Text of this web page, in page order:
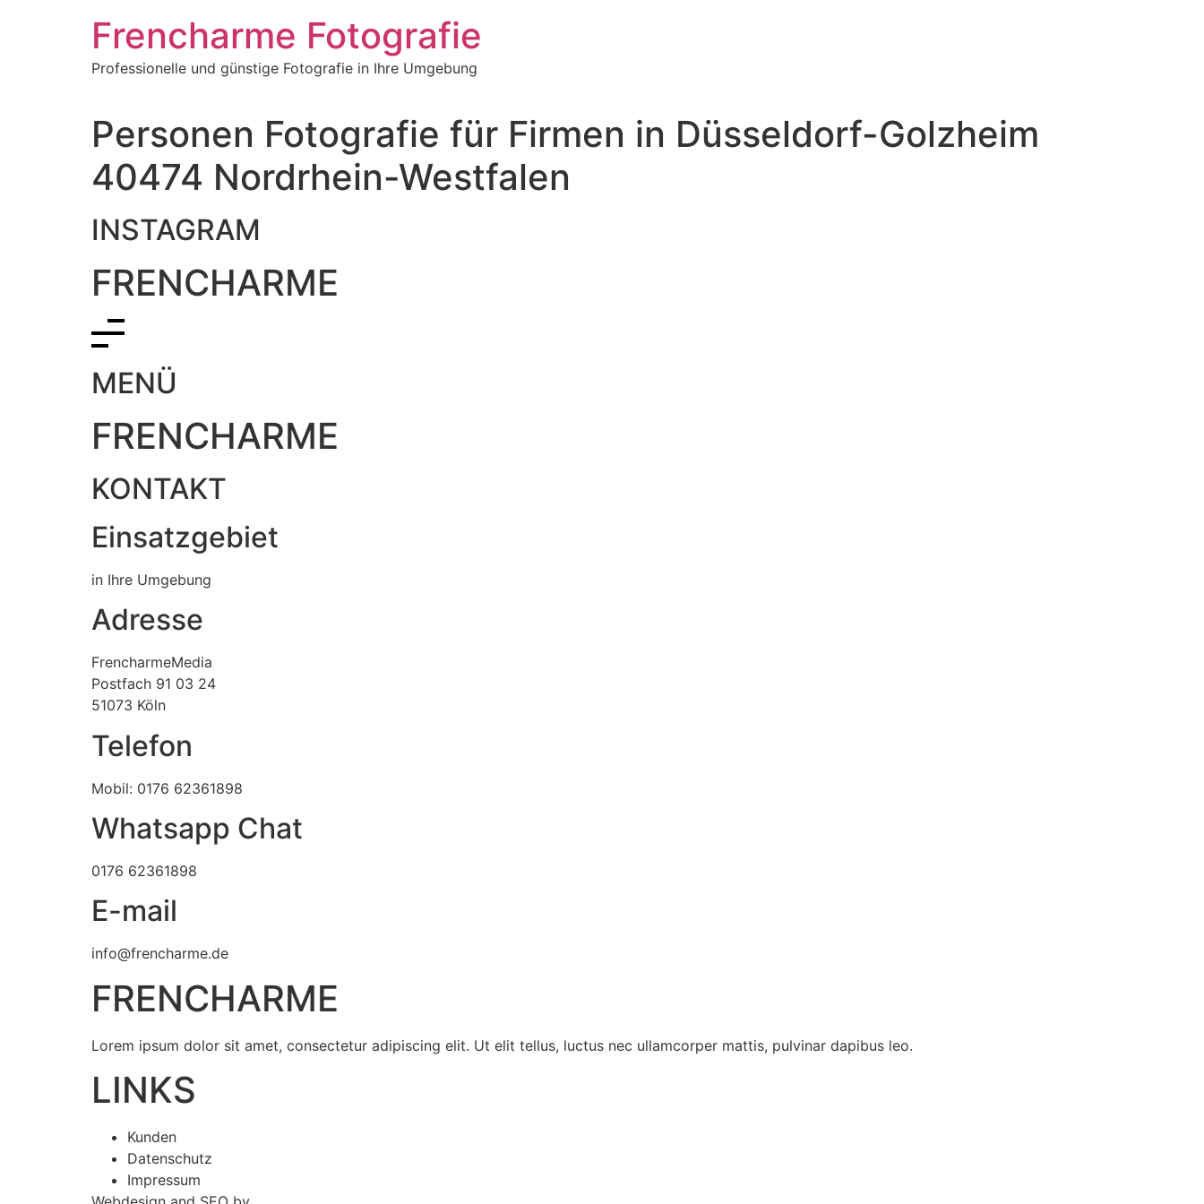
Frencharme Fotografie
Professionelle und günstige Fotografie in Ihre Umgebung
Personen Fotografie für Firmen in Düsseldorf-Golzheim
40474 Nordrhein-Westfalen
INSTAGRAM
FRENCHARME
MENÜ
FRENCHARME
KONTAKT
Einsatzgebiet
in Ihre Umgebung
Adresse
FrencharmeMedia
Postfach 91 03 24
51073 Köln
Telefon
Mobil: 0176 62361898
Whatsapp Chat
0176 62361898
E-mail
info@frencharme.de
FRENCHARME
Lorem ipsum dolor sit amet, consectetur adipiscing elit. Ut elit tellus, luctus nec ullamcorper mattis, pulvinar dapibus leo.
LINKS
Kunden
Datenschutz
Impressum